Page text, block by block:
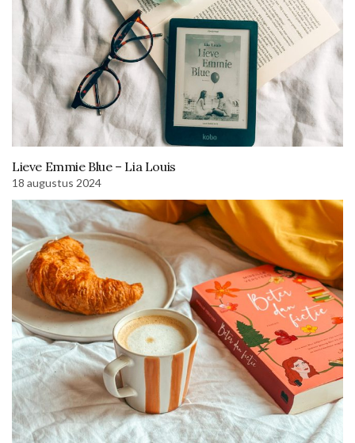
Lieve Emmie Blue – Lia Louis
18 augustus 2024